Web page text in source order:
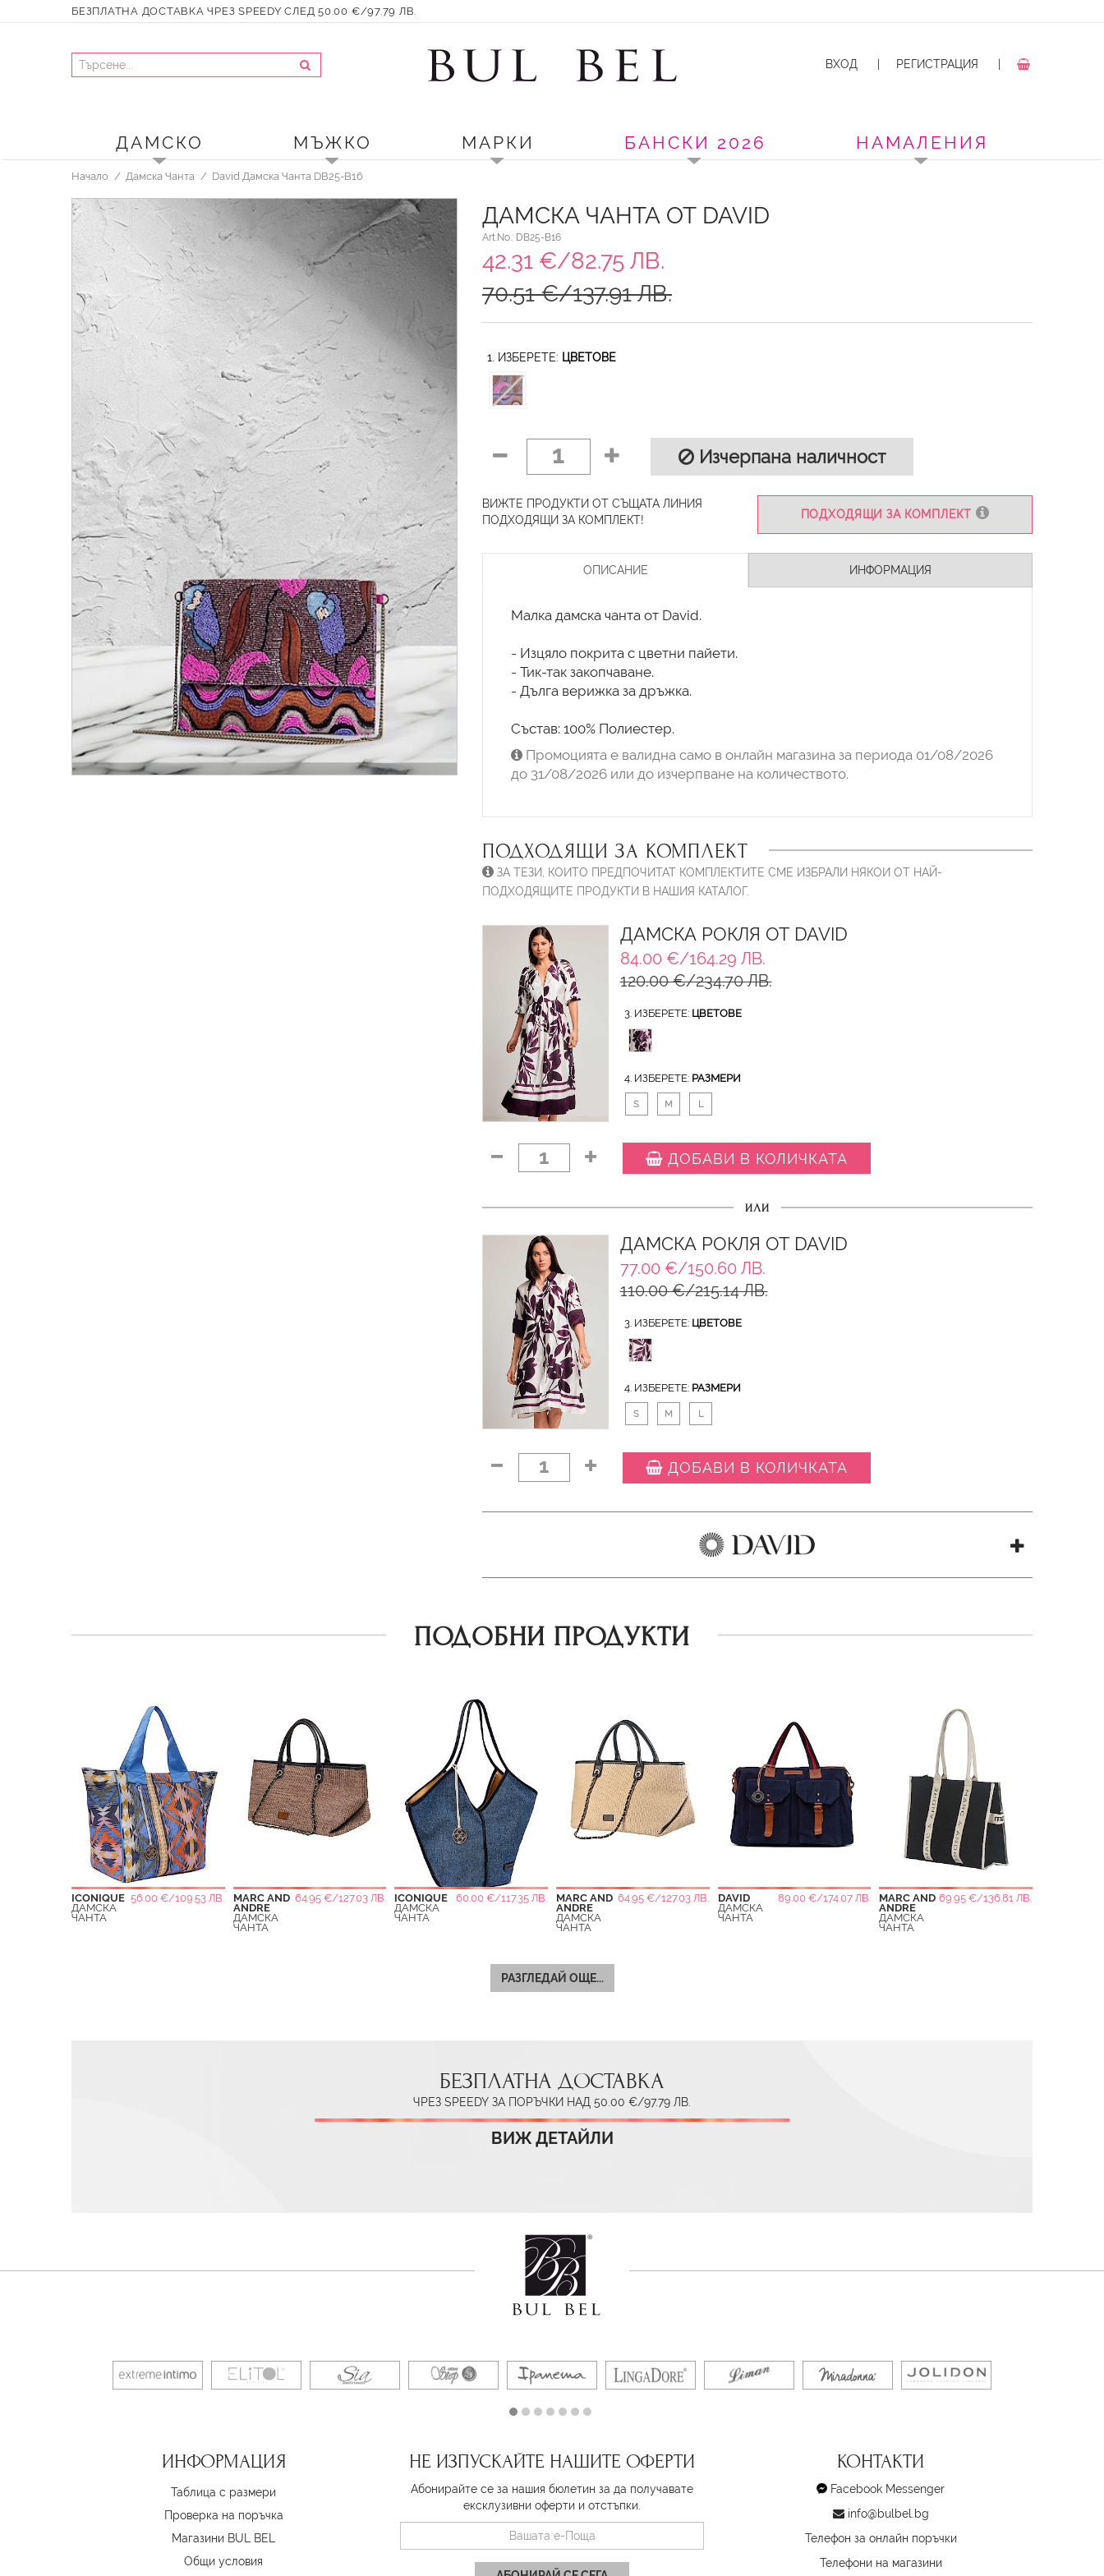
БЕЗПЛАТНА ДОСТАВКА ЧРЕЗ SPEEDY СЛЕД 50.00 €/97.79 ЛВ.
ВХОД РЕГИСТРАЦИЯ
ДАМСКО МЪЖКО МАРКИ БАНСКИ 2026 НАМАЛЕНИЯ
Начало Дамска Чанта David Дамска Чанта DB25-B16
ДАМСКА ЧАНТА ОТ DAVID
Art.No.: DB25-B16
42.31 €/82.75 ЛВ.
70.51 €/137.91 ЛВ.
1. ИЗБЕРЕТЕ: ЦВЕТОВЕ
1 Изчерпана наличност
ПОДХОДЯЩИ ЗА КОМПЛЕКТ
ВИЖТЕ ПРОДУКТИ ОТ СЪЩАТА ЛИНИЯ
ПОДХОДЯЩИ ЗА КОМПЛЕКТ!
ОПИСАНИЕ ИНФОРМАЦИЯ
Малка дамска чанта от David.
- Изцяло покрита с цветни пайети.
- Тик-так закопчаване.
- Дълга верижка за дръжка.
Състав: 100% Полиестер.
Промоцията е валидна само в онлайн магазина за периода 01/08/2026
до 31/08/2026 или до изчерпване на количеството.
ПОДХОДЯЩИ ЗА КОМПЛЕКТ
ЗА ТЕЗИ, КОИТО ПРЕДПОЧИТАТ КОМПЛЕКТИТЕ СМЕ ИЗБРАЛИ НЯКОИ ОТ НАЙ-
ПОДХОДЯЩИТЕ ПРОДУКТИ В НАШИЯ КАТАЛОГ.
ДАМСКА РОКЛЯ ОТ DAVID
84.00 €/164.29 ЛВ.
120.00 €/234.70 ЛВ.
3. ИЗБЕРЕТЕ: ЦВЕТОВЕ
4. ИЗБЕРЕТЕ: РАЗМЕРИ
S M L
1 ДОБАВИ В КОЛИЧКАТА
ИЛИ
ДАМСКА РОКЛЯ ОТ DAVID
77.00 €/150.60 ЛВ.
110.00 €/215.14 ЛВ.
3. ИЗБЕРЕТЕ: ЦВЕТОВЕ
4. ИЗБЕРЕТЕ: РАЗМЕРИ
S M L
1 ДОБАВИ В КОЛИЧКАТА
ПОДОБНИ ПРОДУКТИ
ICONIQUE 56.00 €/109.53 ЛВ.
ДАМСКА
ЧАНТА
MARC AND
ANDRE
64.95 €/127.03 ЛВ.
ДАМСКА
ЧАНТА
ICONIQUE
60.00 €/117.35 ЛВ.
ДАМСКА
ЧАНТА
MARC AND
ANDRE
64.95 €/127.03 ЛВ.
ДАМСКА
ЧАНТА
DAVID
89.00 €/174.07 ЛВ.
ДАМСКА
ЧАНТА
MARC AND
ANDRE
69.95 €/136.81 ЛВ.
ДАМСКА
ЧАНТА
РАЗГЛЕДАЙ ОЩЕ...
БЕЗПЛАТНА ДОСТАВКА
ЧРЕЗ SPEEDY ЗА ПОРЪЧКИ НАД 50.00 €/97.79 ЛВ.
ВИЖ ДЕТАЙЛИ
ИНФОРМАЦИЯ
Таблица с размери
Проверка на поръчка
Магазини BUL BEL
Oбщи условия
НЕ ИЗПУСКАЙТЕ НАШИТЕ ОФЕРТИ
Абонирайте се за нашия бюлетин за да получавате
ексклузивни оферти и отстъпки.
КОНТАКТИ
Facebook Messenger
info@bulbel.bg
Телефон за онлайн поръчки
Телефони на магазини